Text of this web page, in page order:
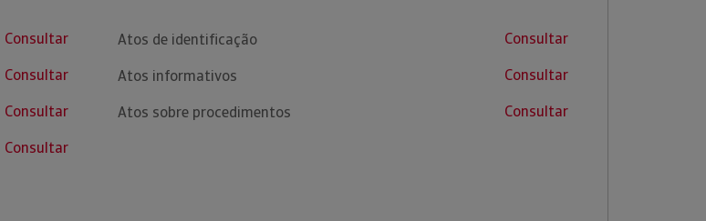
Consultar
Consultar
Consultar
Consultar
Atos de identificação
Consultar
Atos informativos
Consultar
Atos sobre procedimentos
Consultar